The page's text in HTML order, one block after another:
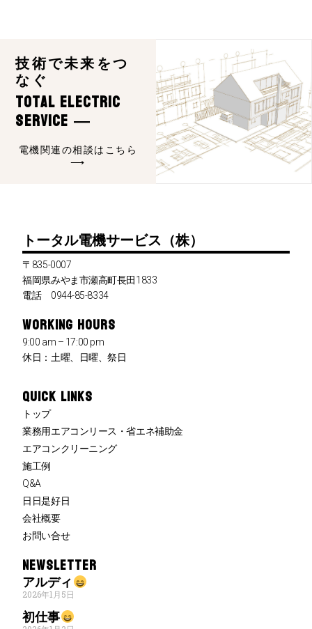
技術で未来をつ
なぐ
Total Electric
Service ―
電機関連の相談はこちら
⟶
トータル電機サービス（株）
〒835-0007
福岡県みやま市瀬高町長田1833
電話 0944-85-8334
WORKING HOURS
9:00 am – 17:00 pm
休日：土曜、日曜、祭日
QUICK LINKS
トップ
業務用エアコンリース・省エネ補助金
エアコンクリーニング
施工例
Q&A
日日是好日
会社概要
お問い合せ
NEWSLETTER
アルディ
2026年1月5日
初仕事